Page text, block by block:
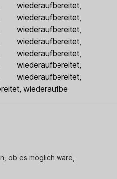
wiederaufbereitet,
wiederaufbereitet,
wiederaufbereitet,
wiederaufbereitet,
wiederaufbereitet,
wiederaufbereitet,
wiederaufbereitet,
wiederaufbe
ob es möglich wäre,